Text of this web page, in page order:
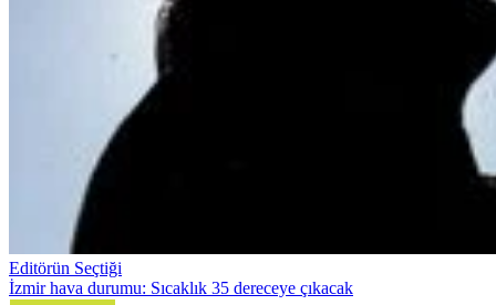
Editörün Seçtiği
İzmir hava durumu: Sıcaklık 35 dereceye çıkacak